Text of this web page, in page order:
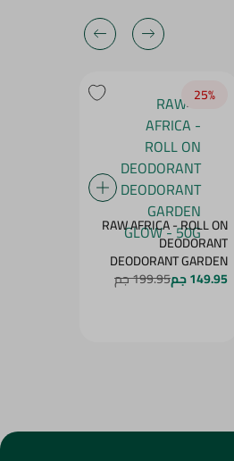
25‎%‎
RAW AFRICA - ROLL ON
DEODORANT
DEODORANT GARDEN
GLOW - 50G
149.95 جم 199.95 جم